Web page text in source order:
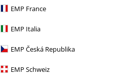
EMP France
EMP Italia
EMP Česká Republika
EMP Schweiz
niedziela, 2017-12-31
kieszeni